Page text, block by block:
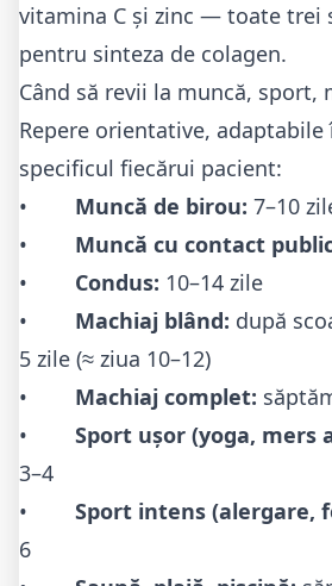
vitamina C și zinc — toate trei
pentru sinteza de colagen.
Când să revii la muncă, sport,
Repere orientative,
specificul fiecărui pacient:
• Muncă de birou: 7–10
• Muncă cu contact
• Condus: 10–14 zile
• Machiaj blând: după
5 zile (≈ ziua 10–12)
• Machiaj complet:
• Sport ușor (yoga, mers
3–4
• Sport intens (alergare,
6